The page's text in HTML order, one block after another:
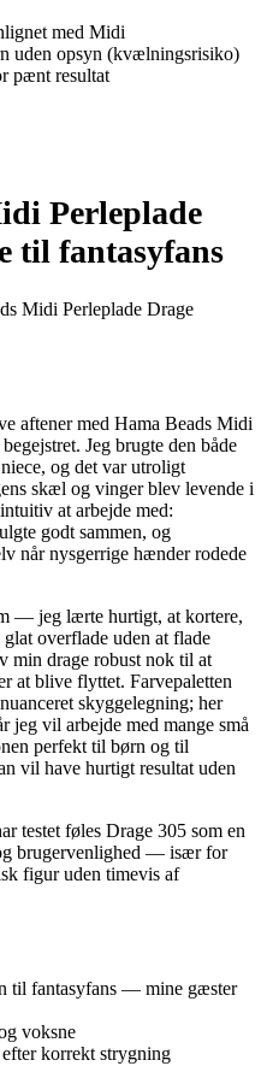
med Midi
uden opsyn (kvælningsrisiko)
pænt resultat
Perleplade
til fantasyfans
aftener med Hama Beads Midi
Jeg brugte den både
og det var utroligt
skæl og vinger blev levende i
at arbejde med:
godt sammen, og
når nysgerrige hænder rodede
— jeg lærte hurtigt, at kortere,
overflade uden at flade
min drage robust nok til at
at blive flyttet. Farvepaletten
skyggelegning; her
vil arbejde med mange små
perfekt til børn og til
vil have hurtigt resultat uden
testet føles Drage 305 som en
brugervenlighed — især for
figur uden timevis af
til fantasyfans — mine gæster
voksne
korrekt strygning